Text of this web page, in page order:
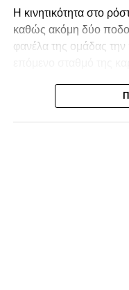
Η κινητικότητα στο
καθώς ακόμη δύο
φανέλα της ομάδας
Ο λόγος για τον
Στάγκο, οι οποίοι θα